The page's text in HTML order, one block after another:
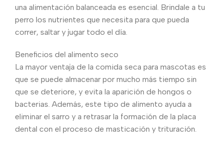
una alimentación balanceada es esencial. Brindale a tu
perro los nutrientes que necesita para que pueda
correr, saltar y jugar todo el día.
Beneficios del alimento seco
La mayor ventaja de la comida seca para mascotas es
que se puede almacenar por mucho más tiempo sin
que se deteriore, y evita la aparición de hongos o
bacterias. Además, este tipo de alimento ayuda a
eliminar el sarro y a retrasar la formación de la placa
dental con el proceso de masticación y trituración.